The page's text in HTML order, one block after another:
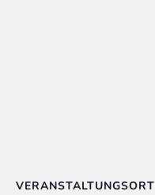
VERANSTALTUNGSORT